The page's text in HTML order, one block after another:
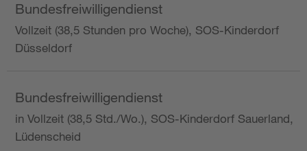
Bundesfreiwilligendienst
Vollzeit (38,5 Stunden pro Woche), SOS-Kinderdorf
Düsseldorf
Bundesfreiwilligendienst
in Vollzeit (38,5 Std./Wo.), SOS-Kinderdorf Sauerland,
Lüdenscheid